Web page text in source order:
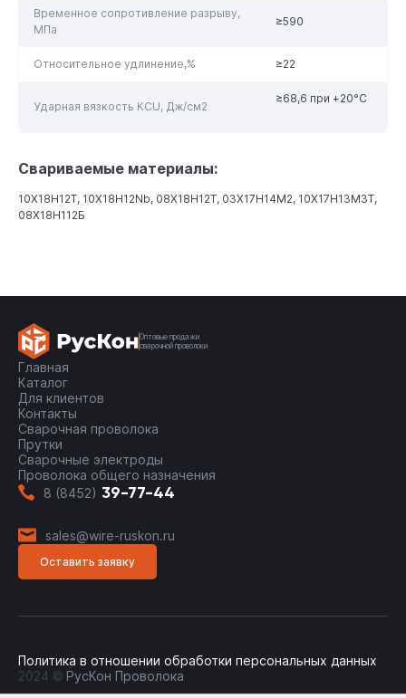
Временное сопротивление разрыву,
МПа
≥590
Относительное удлинение,% ≥22
Ударная вязкость KCU, Дж/см2
≥68,6 при +20°С
Свариваемые материалы:
10Х18Н12Т, 10Х18Н12Nb, 08Х18Н12Т, 03Х17Н14М2, 10Х17Н13М3Т,
08Х18Н112Б
Оптовые продажи
сварочной проволоки
Главная
Каталог
Для клиентов
Контакты
Сварочная проволока
Прутки
Сварочные электроды
Проволока общего назначения
8 (8452) 39-77-44
sales@wire-ruskon.ru
Оставить заявку
2024 © РусКон Проволока
Политика в отношении обработки персональных данных